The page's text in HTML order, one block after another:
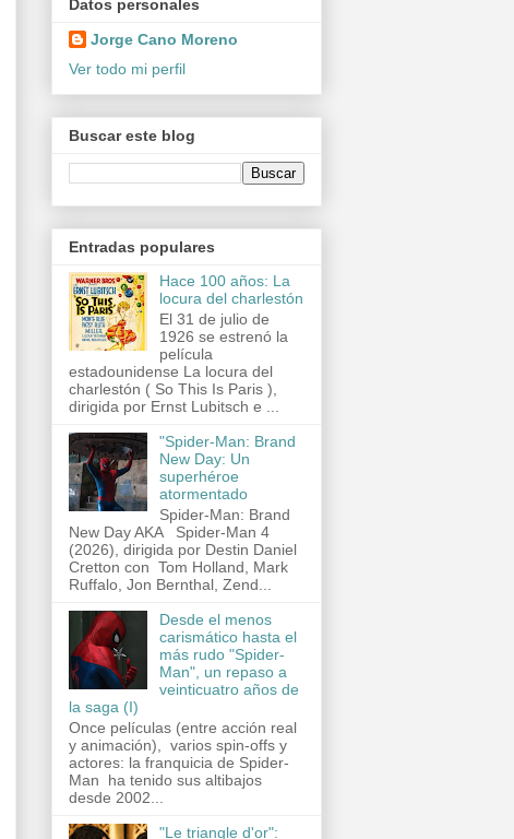
Datos personales
Jorge Cano Moreno
Ver todo mi perfil
Buscar este blog
Entradas populares
Hace 100 años: La
locura del charlestón
El 31 de julio de
1926 se estrenó la
película
estadounidense La locura del
charlestón ( So This Is Paris ),
dirigida por Ernst Lubitsch e ...
"Spider-Man: Brand
New Day: Un
superhéroe
atormentado
Spider-Man: Brand
New Day AKA Spider-Man 4
(2026), dirigida por Destin Daniel
Cretton con Tom Holland, Mark
Ruffalo, Jon Bernthal, Zend...
Desde el menos
carismático hasta el
más rudo "Spider-
Man", un repaso a
veinticuatro años de
la saga (I)
Once películas (entre acción real
y animación), varios spin-offs y
actores: la franquicia de Spider-
Man ha tenido sus altibajos
desde 2002...
"Le triangle d'or":